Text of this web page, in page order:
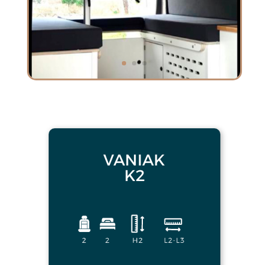
VANIAK
K2